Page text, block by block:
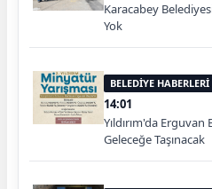
Karacabey
Yok
BELEDİYE HABERLERİ
14:01
Yıldırım'da Erguvan
Geleceğe Taşınacak